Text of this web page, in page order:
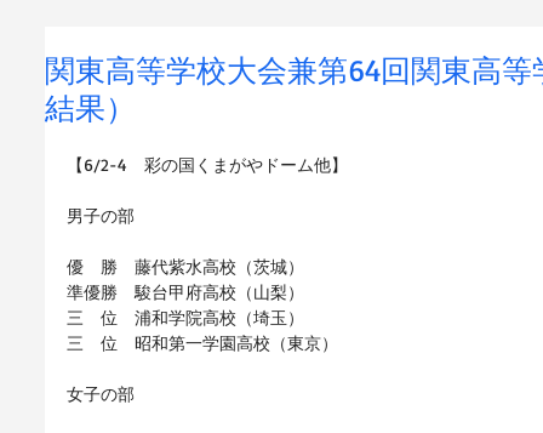
関東高等学校大会兼第64回関東高
結果）
【6/2-4　彩の国くまがやドーム他】
男子の部
優　勝　藤代紫水高校（茨城）
準優勝　駿台甲府高校（山梨）
三　位　浦和学院高校（埼玉）
三　位　昭和第一学園高校（東京）
女子の部